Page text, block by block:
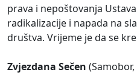
prava i nepoštovanja
radikalizacije i napada na
društva. Vrijeme je da se
Zvjezdana Sečen